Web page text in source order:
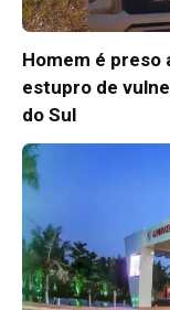
Homem é preso
estupro de
do Sul